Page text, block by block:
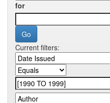
for
Current filters: